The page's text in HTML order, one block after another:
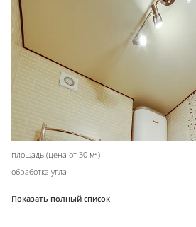
площадь (цена от 30 м2)
обработка угла
Показать полный список